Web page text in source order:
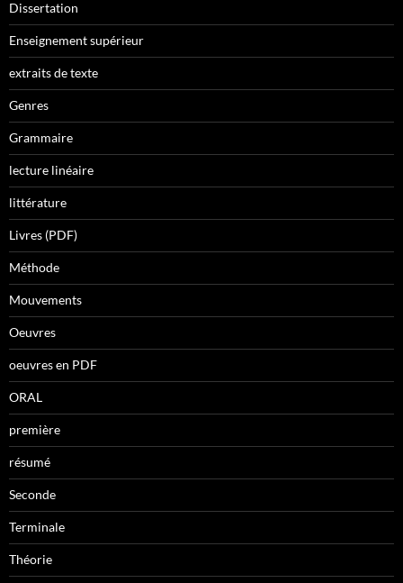
Dissertation
Enseignement supérieur
extraits de texte
Genres
Grammaire
lecture linéaire
littérature
Livres (PDF)
Méthode
Mouvements
Oeuvres
oeuvres en PDF
ORAL
première
résumé
Seconde
Terminale
Théorie